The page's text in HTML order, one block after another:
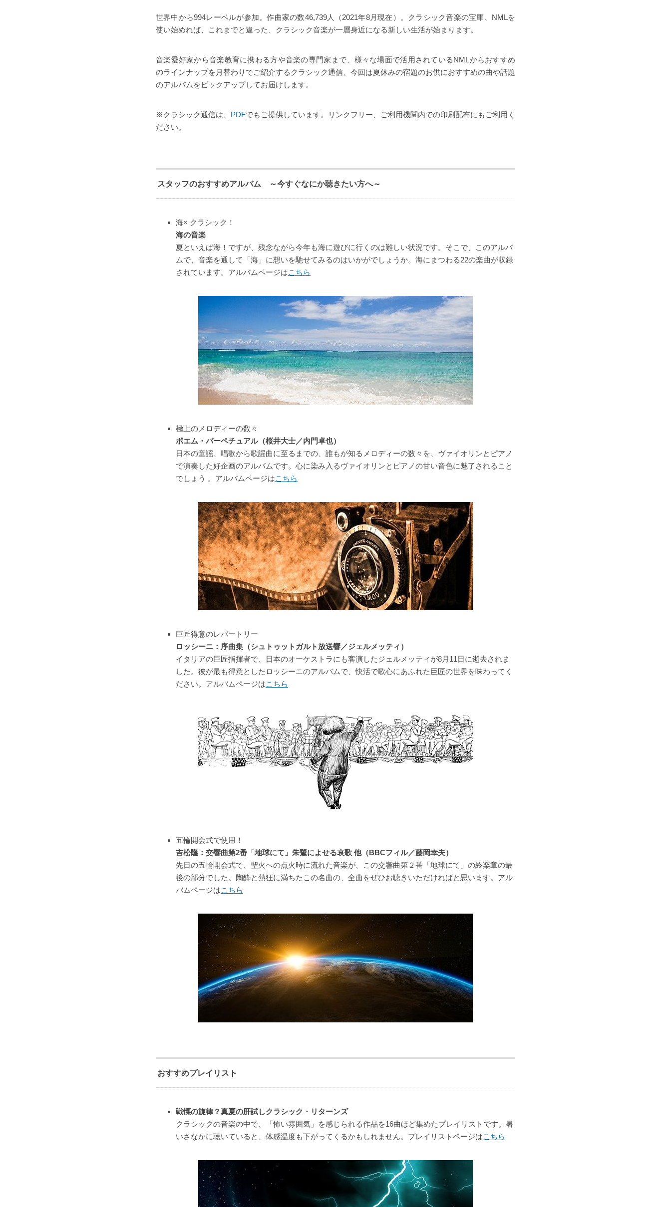
世界中から994レーベルが参加。作曲家の数46,739人（2021年8月現在）。クラシック音楽の宝庫、NMLを
使い始めれば、これまでと違った、クラシック音楽が一層身近になる新しい生活が始まります。
音楽愛好家から音楽教育に携わる方や音楽の専門家まで、様々な場面で活用されているNMLからおすすめ
のラインナップを月替わりでご紹介するクラシック通信、今回は夏休みの宿題のお供におすすめの曲や話題
のアルバムをピックアップしてお届けします。
※クラシック通信は、 PDFでもご提供しています。リンクフリー、ご利用機関内での印刷配布にもご利用く
ださい。
スタッフのおすすめアルバム ～今すぐなにか聴きたい方へ～
海× クラシック！
海の音楽
夏といえば海！ですが、残念ながら今年も海に遊びに行くのは難しい状況です。そこで、このアルバ
ムで、音楽を通して「海」に想いを馳せてみるのはいかがでしょうか。海にまつわる22の楽曲が収録
されています。アルバムページはこちら
極上のメロディーの数々
ポエム・パーペチュアル（桜井大士／内門卓也）
日本の童謡、唱歌から歌謡曲に至るまでの、誰もが知るメロディーの数々を、ヴァイオリンとピアノ
で演奏した好企画のアルバムです。心に染み入るヴァイオリンとピアノの甘い音色に魅了されること
でしょう 。アルバムページはこちら
巨匠得意のレパートリー
ロッシーニ：序曲集（シュトゥットガルト放送響／ジェルメッティ）
イタリアの巨匠指揮者で、日本のオーケストラにも客演したジェルメッティが8月11日に逝去されま
した。彼が最も得意としたロッシーニのアルバムで、快活で歌心にあふれた巨匠の世界を味わってく
ださい。アルバムページはこちら
五輪開会式で使用！
吉松隆：交響曲第2番「地球にて」朱鷺によせる哀歌 他（BBCフィル／藤岡幸夫）
先日の五輪開会式で、聖火への点火時に流れた音楽が、この交響曲第２番「地球にて」の終楽章の最
後の部分でした。陶酔と熱狂に満ちたこの名曲の、全曲をぜひお聴きいただければと思います。アル
バムページはこちら
おすすめプレイリスト
戦慄の旋律？真夏の肝試しクラシック・リターンズ
クラシックの音楽の中で、「怖い雰囲気」を感じられる作品を16曲ほど集めたプレイリストです。暑
いさなかに聴いていると、体感温度も下がってくるかもしれません。プレイリストページはこちら